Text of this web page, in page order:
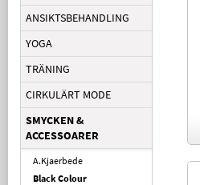
ANSIKTSBEHANDLING
YOGA
TRÄNING
CIRKULÄRT MODE
SMYCKEN &
ACCESSOARER
A.Kjaerbede
Black Colour